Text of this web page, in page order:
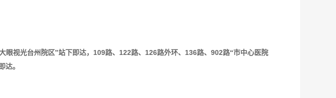
眼视光台州院区”站下即达，109路、122路、126路外环、136路、902路“市中心医院
达。